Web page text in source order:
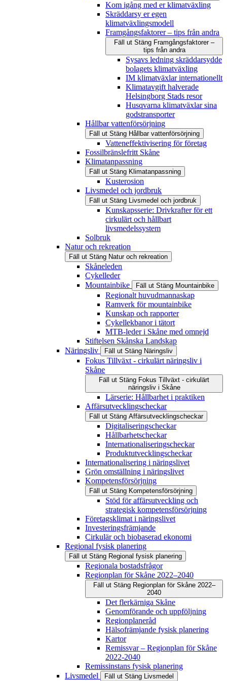
Kom igång med er klimatväxling
Skräddarsy er egen
klimatväxlingsmodell
Framgångsfaktorer – tips från andra
Fäll ut Stäng Framgångsfaktorer –
tips från andra
Sysavs ledning skräddarsydde
bolagets klimatväxling
IM klimatväxlar internationellt
Klimatavgift halverade
Helsingborg Stads resor
Husqvarna klimatväxlar sina
godstransporter
Hållbar vattenförsörjning
Fäll ut Stäng Hållbar vattenförsörjning
Vatteneffektivisering för företag
Fossilbränslefritt Skåne
Klimatanpassning
Fäll ut Stäng Klimatanpassning
Kusterosion
Livsmedel och jordbruk
Fäll ut Stäng Livsmedel och jordbruk
Kunskapsserie: Drivkrafter för ett
cirkulärt och hållbart
livsmedelssystem
Solbruk
Natur och rekreation
Fäll ut Stäng Natur och rekreation
Skåneleden
Cykelleder
Mountainbike
Fäll ut Stäng Mountainbike
Regionalt huvudmannaskap
Ramverk för mountainbike
Kunskap och rapporter
Cykellekbanor i tätort
MTB-leder i Skåne med omnejd
Stiftelsen Skånska Landskap
Näringsliv
Fäll ut Stäng Näringsliv
Fokus Tillväxt - cirkulärt näringsliv i
Skåne
Fäll ut Stäng Fokus Tillväxt - cirkulärt
näringsliv i Skåne
Lärserie: Hållbarhet i praktiken
Affärsutvecklingscheckar
Fäll ut Stäng Affärsutvecklingscheckar
Digitaliseringscheckar
Hållbarhetscheckar
Internationaliseringscheckar
Produktutvecklingscheckar
Internationalisering i näringslivet
Grön omställning i näringslivet
Kompetensförsörjning
Fäll ut Stäng Kompetensförsörjning
Stöd för affärsutveckling och
strategisk kompetensförsörjning
Företagsklimat i näringslivet
Investeringsfrämjande
Cirkulär och biobaserad ekonomi
Regional fysisk planering
Fäll ut Stäng Regional fysisk planering
Regionala bostadsfrågor
Regionplan för Skåne 2022–2040
Fäll ut Stäng Regionplan för Skåne 2022–
2040
Det flerkärniga Skåne
Genomförande och uppföljning
Regionplaneråd
Hälsofrämjande fysisk planering
Kartor
Remissvar – Regionplan för Skåne
2022-2040
Remissinstans fysisk planering
Livsmedel
Fäll ut Stäng Livsmedel